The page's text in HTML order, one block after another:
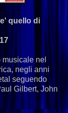
quello di
nel
negli anni
seguendo
Gilbert, John